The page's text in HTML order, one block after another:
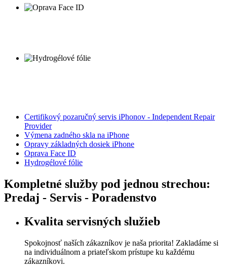
Certifikový pozaručný servis iPhonov - Independent Repair
Provider
Výmena zadného skla na iPhone
Opravy základných dosiek iPhone
Oprava Face ID
Hydrogélové fólie
Kompletné služby pod jednou strechou:
Predaj - Servis - Poradenstvo
Kvalita servisných služieb
Spokojnosť naších zákazníkov je naša priorita! Zakladáme si
na individuálnom a priateľskom prístupe ku každému
zákazníkovi.